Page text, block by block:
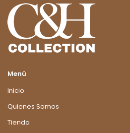
Menú
Inicio
Quienes Somos
Tienda